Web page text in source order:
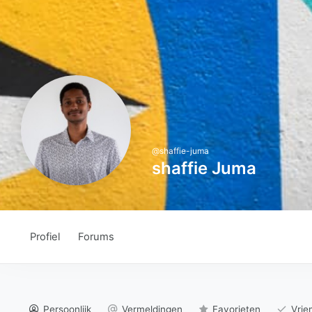
@shaffie-juma
shaffie Juma
Profiel Forums
Persoonlijk Vermeldingen Favorieten